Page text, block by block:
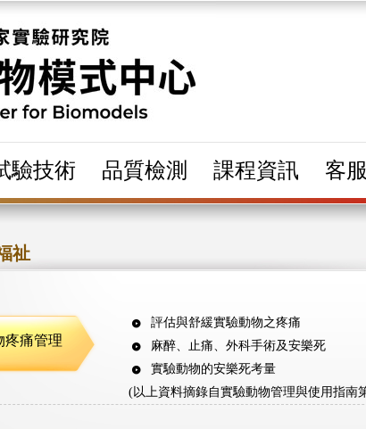
驗技術 品質檢測 課程資訊 客
祉
疼痛管理
評估與舒緩實驗動物之疼痛
麻醉、止痛、外科手術及安樂死
實驗動物的安樂死考量
(以上資料摘錄自實驗動物管理與使用指南